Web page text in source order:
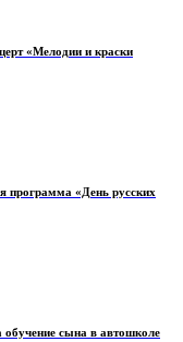
«Мелодии и краски
программа «День русских
обучение сына в автошколе